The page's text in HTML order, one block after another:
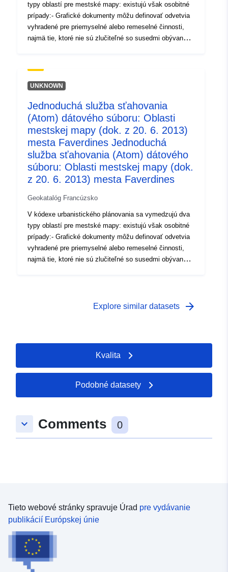
vyhradené pre priemyselné alebo remeselné činnosti,
najmä tie, ktoré nie sú zlučiteľné so susedmi obývaných
oblastí.- V prípade potreby vymedzujú oblasti, v ktorých
nie je povolená rekonštrukcia budovy zničenej
rozvoj prírodných zdrojov nie sú zahrnuté do zásady
nepravdepodobnosti vyplývajúcej z klasifikácie.
typy oblastí pre mestské mapy: existujú však osobitné
prípady:- Grafické dokumenty môžu definovať odvetvia
vyhradené pre priemyselné alebo remeselné činnosti,
najmä tie, ktoré nie sú zlučiteľné so susedmi obývaných
katastrofou.- Inštalácie potrebné na kolektívne
vybavenie, poľnohospodárske alebo lesné využívanie a
nepravdepodobnosti vyplývajúcej z klasifikácie.
UNKNOWN
Jednoduchá služba sťahovania
(Atom) dátového súboru: Oblasti
mestskej mapy (dok. z 20. 6. 2013)
mesta Faverdines Jednoduchá
služba sťahovania (Atom) dátového
súboru: Oblasti mestskej mapy (dok.
z 20. 6. 2013) mesta Faverdines
Geokatalóg Francúzsko
V kódexe urbanistického plánovania sa vymedzujú dva
typy oblastí pre mestské mapy: existujú však osobitné
prípady:- Grafické dokumenty môžu definovať odvetvia
vyhradené pre priemyselné alebo remeselné činnosti,
najmä tie, ktoré nie sú zlučiteľné so susedmi obývaných
vybavenie, poľnohospodárske alebo lesné využívanie a
Explore similar datasets arrow_forward
Kvalita
Podobné datasety
keyboard_arrow_down Comments 0
Tieto webové stránky spravuje Úrad pre vydávanie
publikácií Európskej únie